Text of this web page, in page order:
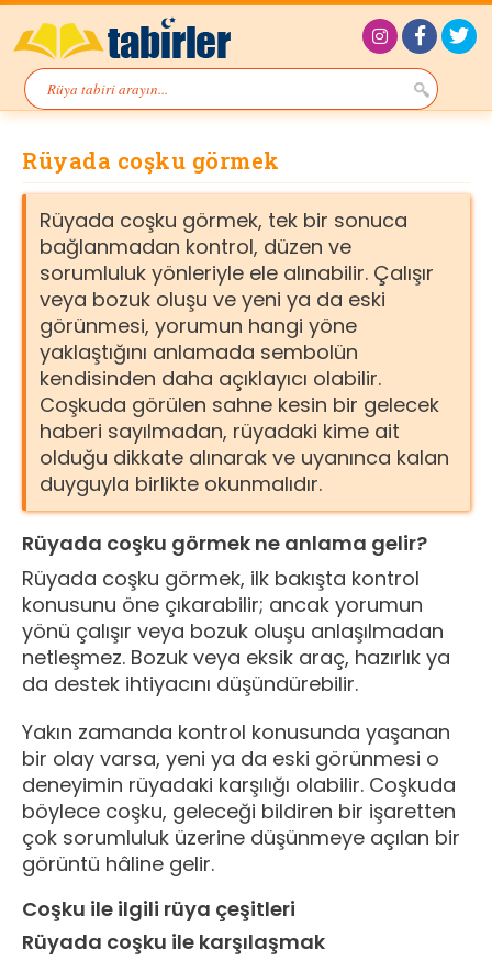
Rüyada coşku görmek
Rüyada coşku görmek, tek bir sonuca
bağlanmadan kontrol, düzen ve
sorumluluk yönleriyle ele alınabilir. Çalışır
veya bozuk oluşu ve yeni ya da eski
görünmesi, yorumun hangi yöne
yaklaştığını anlamada sembolün
kendisinden daha açıklayıcı olabilir.
Coşkuda görülen sahne kesin bir gelecek
haberi sayılmadan, rüyadaki kime ait
olduğu dikkate alınarak ve uyanınca kalan
duyguyla birlikte okunmalıdır.
Rüyada coşku görmek ne anlama gelir?
Rüyada coşku görmek, ilk bakışta kontrol
konusunu öne çıkarabilir; ancak yorumun
yönü çalışır veya bozuk oluşu anlaşılmadan
netleşmez. Bozuk veya eksik araç, hazırlık ya
da destek ihtiyacını düşündürebilir.
Yakın zamanda kontrol konusunda yaşanan
bir olay varsa, yeni ya da eski görünmesi o
deneyimin rüyadaki karşılığı olabilir. Coşkuda
böylece coşku, geleceği bildiren bir işaretten
çok sorumluluk üzerine düşünmeye açılan bir
görüntü hâline gelir.
Coşku ile ilgili rüya çeşitleri
Rüyada coşku ile karşılaşmak